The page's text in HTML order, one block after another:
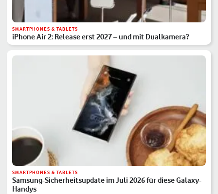
SMARTPHONES & TABLETS
iPhone Air 2: Release erst 2027 – und mit Dualkamera?
SMARTPHONES & TABLETS
Samsung-Sicherheitsupdate im Juli 2026 für diese Galaxy-
Handys